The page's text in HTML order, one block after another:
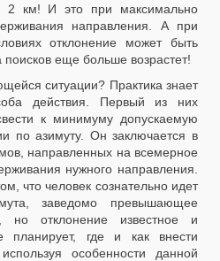
2 км! И это при максимально
направления. А при
отклонение может быть
еще больше возрастет!
ситуации? Практика знает
действия. Первый из них
к минимуму допускаемую
по азимуту. Он заключается в
направленных на всемерное
нужного направления.
что человек сознательно идет
заведомо превышающее
но отклонение известное и
планирует, где и как внести
особенности данной